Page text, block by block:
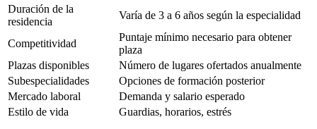
Duración de la
residencia
Varía de 3 a 6 años según la especialidad
Competitividad
Puntaje mínimo necesario para obtener
plaza
Plazas disponibles
Número de lugares ofertados anualmente
Subespecialidades
Opciones de formación posterior
Mercado laboral
Demanda y salario esperado
Estilo de vida
Guardias, horarios, estrés